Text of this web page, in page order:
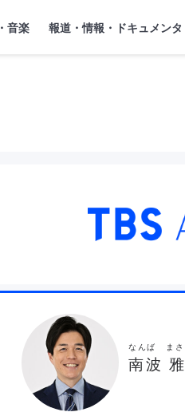
ップページ
ワクティ』
音楽 報道・情報・ドキュメン
南波
なんば まさ